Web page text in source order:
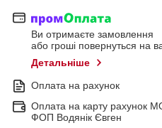
Ви отримаєте замовлення
або гроші повернуться на
Детальніше
Оплата на рахунок
Оплата на карту рахунок
ФОП Водянік Євген